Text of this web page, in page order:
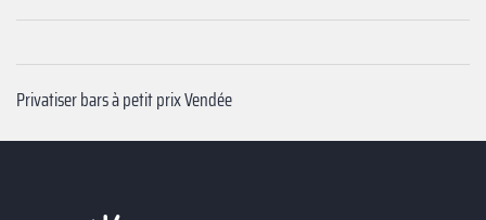
Privatiser bars à petit prix Vendée